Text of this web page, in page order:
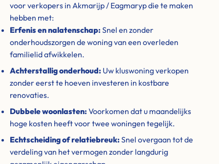
voor verkopers in Akmarijp / Eagmaryp die te maken
hebben met:
Erfenis en nalatenschap: Snel en zonder
onderhoudszorgen de woning van een overleden
familielid afwikkelen.
Achterstallig onderhoud: Uw kluswoning verkopen
zonder eerst te hoeven investeren in kostbare
renovaties.
Dubbele woonlasten: Voorkomen dat u maandelijks
hoge kosten heeft voor twee woningen tegelijk.
Echtscheiding of relatiebreuk: Snel overgaan tot de
verdeling van het vermogen zonder langdurig